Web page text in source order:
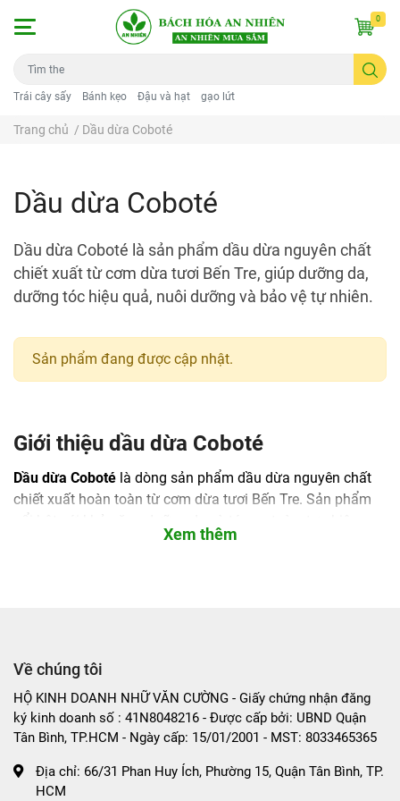
Trái cây sấy Bánh kẹo Đậu và hạt gạo lứt
0
Trang chủ / Dầu dừa Coboté
Dầu dừa Coboté
Dầu dừa Coboté là sản phẩm dầu dừa nguyên chất
chiết xuất từ cơm dừa tươi Bến Tre, giúp dưỡng da,
dưỡng tóc hiệu quả, nuôi dưỡng và bảo vệ tự nhiên.
Sản phẩm đang được cập nhật.
Giới thiệu dầu dừa Coboté
Dầu dừa Coboté là dòng sản phẩm dầu dừa nguyên chất
chiết xuất hoàn toàn từ cơm dừa tươi Bến Tre. Sản phẩm
được nhiều người tin dùng trong việc chăm sóc sắc đẹp
Cung cấp độ ẩm tự nhiên, chống khô ráp cho da và
tóc.
Bảo vệ tóc khỏi tác động bên ngoài, giảm gãy rụng
và chẻ ngọn.
Dễ dàng thẩm thấu, không gây cảm giác nhờn rít khó
chịu.
Xem thêm
Về chúng tôi
HỘ KINH DOANH NHỮ VĂN CƯỜNG - Giấy chứng nhận đăng
ký kinh doanh số : 41N8048216 - Được cấp bởi: UBND Quận
Tân Bình, TP.HCM - Ngày cấp: 15/01/2001 - MST: 8033465365
Địa chỉ: 66/31 Phan Huy Ích, Phường 15, Quận Tân Bình, TP.
HCM